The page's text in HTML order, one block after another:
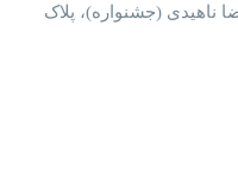
ناهیدی (جشنواره)، پلاک